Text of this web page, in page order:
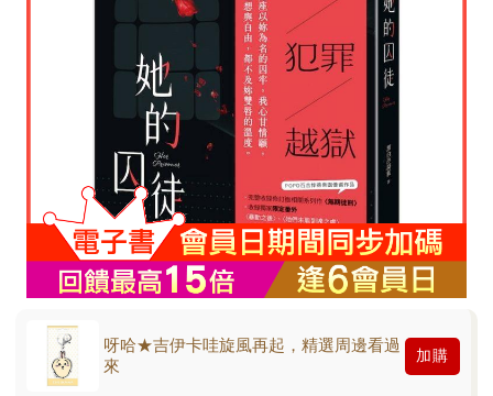
呀哈★吉伊卡哇旋風再起，精選周邊看過
來
加購